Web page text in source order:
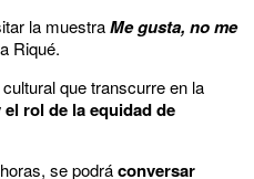
la muestraMe gusta, no me
Riqué.
que transcurre en la
rol de la equidad de
se podráconversar